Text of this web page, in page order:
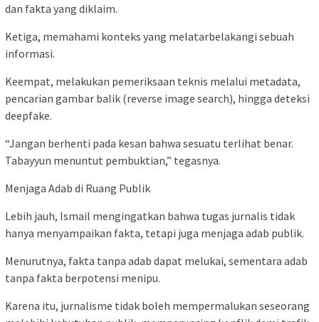
dan fakta yang diklaim.
Ketiga, memahami konteks yang melatarbelakangi sebuah
informasi.
Keempat, melakukan pemeriksaan teknis melalui metadata,
pencarian gambar balik (reverse image search), hingga deteksi
deepfake.
“Jangan berhenti pada kesan bahwa sesuatu terlihat benar.
Tabayyun menuntut pembuktian,” tegasnya.
Menjaga Adab di Ruang Publik
Lebih jauh, Ismail mengingatkan bahwa tugas jurnalis tidak
hanya menyampaikan fakta, tetapi juga menjaga adab publik.
Menurutnya, fakta tanpa adab dapat melukai, sementara adab
tanpa fakta berpotensi menipu.
Karena itu, jurnalisme tidak boleh mempermalukan seseorang